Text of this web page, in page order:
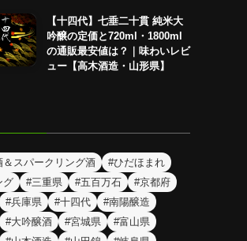
【十四代】七垂二十貫 純米大
吟醸の定価と720ml・1800ml
の通販最安値は？｜味わいレビ
ュー【高木酒造・山形県】
＆スパークリング酒
#ひだほまれ
グ
#三重県 #五百万石
#京都府
#兵庫県 #十四代
#南陽醸造
#大吟醸酒 #宮城県
#富山県